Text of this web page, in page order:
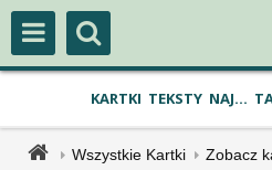
KARTKI TEKSTY NAJ...
Wszystkie Kartki
Zobacz